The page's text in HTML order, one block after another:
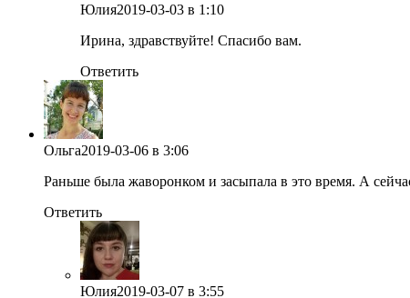
Юлия2019-03-03 в 1:10
Ирина, здравствуйте! Спасибо вам.
Ответить
Ольга2019-03-06 в 3:06
Раньше была жаворонком и засыпала в это время. А
Ответить
Юлия2019-03-07 в 3:55